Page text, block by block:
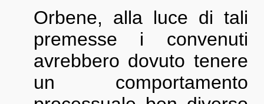
Orbene, alla luce di tali
premesse i convenuti
avrebbero dovuto tenere
un comportamento